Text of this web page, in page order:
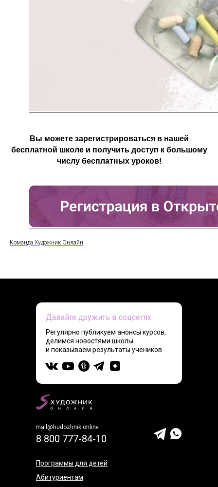
Вы можете зарегистрироваться в нашей
бесплатной школе и получить доступ к большому
числу бесплатных уроков!
Команда Художник Онлайн
Давайте дружить в соцсетях
mail@hudozhnik.online
Регулярно публикуем анонсы курсов,
делимся новостями школы
и показываем результаты учеников
8 800 777-84-10
Программы для детей
Абитуриентам